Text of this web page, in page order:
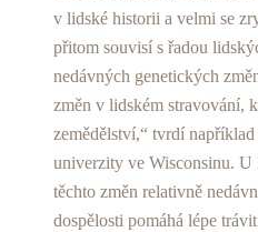
v lidské historii a velmi se
přitom souvisí s řadou
nedávných genetických
změn v lidském stravování,
zemědělství,“ tvrdí
univerzity ve Wisconsinu.
těchto změn relativně
dospělosti pomáhá lépe